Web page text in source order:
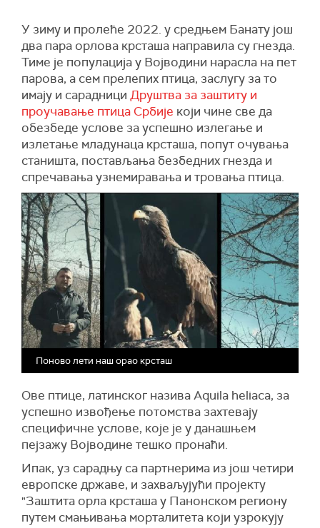
У зиму и пролеће 2022. у средњем Банату још
два пара орлова крсташа направила су гнезда.
Тиме је популација у Војводини нарасла на пет
парова, а сем прелепих птица, заслугу за то
имају и сарадници Друштва за заштиту и
проучавање птица Србије који чине све да
обезбеде услове за успешно излегање и
излетање младунаца крсташа, попут очувања
станишта, постављања безбедних гнезда и
спречавања узнемиравања и тровања птица.
Поново лети наш орао крсташ
Ове птице, латинског називаАquila heliaca, за
успешно извођење потомства захтевају
специфичне услове, које је у данашњем
пејзажу Војводине тешко пронаћи.
Ипак, уз сарадњу са партнерима из још четири
европске државе, и захваљујући пројекту
"Заштита орла крсташа у Панонском региону
путем смањивања морталитета који узрокују